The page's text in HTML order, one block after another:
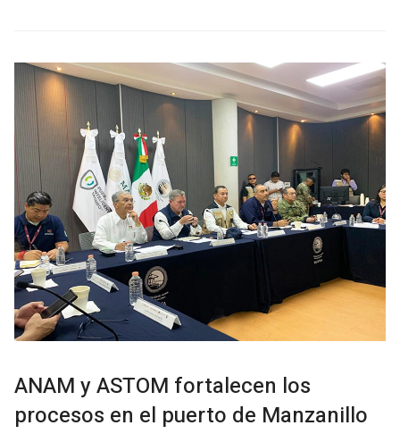
ANAM y ASTOM fortalecen los
procesos en el puerto de Manzanillo